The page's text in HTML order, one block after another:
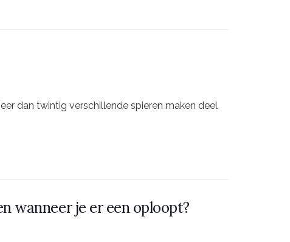
dan twintig verschillende spieren maken deel
wanneer je er een oploopt?